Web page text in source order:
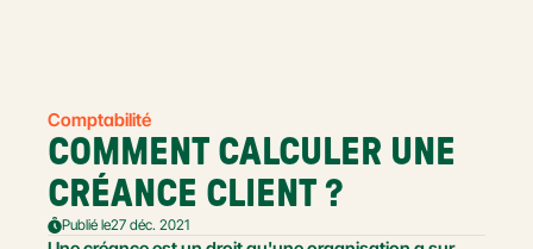
Comptabilité
COMMENT CALCULER UNE
CRÉANCE CLIENT ?
Publié le27 déc. 2021